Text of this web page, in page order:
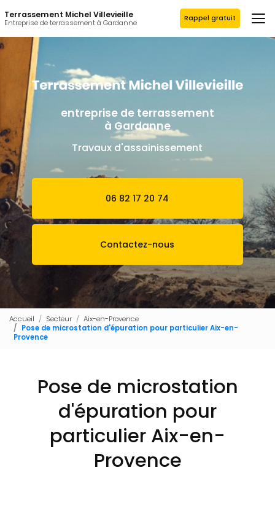
au
contenu
principal
Terrassement Michel Villevieille
Entreprise de terrassement à Gardanne Rappel gratuit
entreprise de terrassement
à Gardanne
Travaux d'assainissement
06 82 17 20 74
Contactez-nous
Accueil Secteur
Aix-en-Provence
Pose de microstation d'épuration pour particulier Aix-en-
Provence
Pose de microstation
d'épuration pour
particulier Aix-en-
Provence